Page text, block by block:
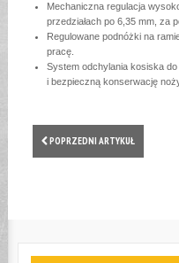
Mechaniczna regulacja
przedziałach po 6,35 mm, za
Regulowane podnóżki na
pracę.
System odchylania kosiska
i bezpieczną konserwację
POPRZEDNI ARTYKUŁ